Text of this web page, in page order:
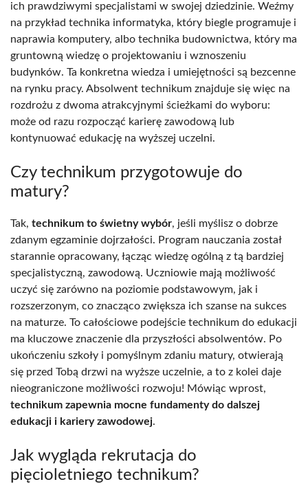
ich prawdziwymi specjalistami w swojej dziedzinie. Weźmy
na przykład technika informatyka, który biegle programuje i
naprawia komputery, albo technika budownictwa, który ma
gruntowną wiedzę o projektowaniu i wznoszeniu
budynków. Ta konkretna wiedza i umiejętności są bezcenne
na rynku pracy. Absolwent technikum znajduje się więc na
rozdrożu z dwoma atrakcyjnymi ścieżkami do wyboru:
może od razu rozpocząć karierę zawodową lub
kontynuować edukację na wyższej uczelni.
Czy technikum przygotowuje do
matury?
Tak, technikum to świetny wybór, jeśli myślisz o dobrze
zdanym egzaminie dojrzałości. Program nauczania został
starannie opracowany, łącząc wiedzę ogólną z tą bardziej
specjalistyczną, zawodową. Uczniowie mają możliwość
uczyć się zarówno na poziomie podstawowym, jak i
rozszerzonym, co znacząco zwiększa ich szanse na sukces
na maturze. To całościowe podejście technikum do edukacji
ma kluczowe znaczenie dla przyszłości absolwentów. Po
ukończeniu szkoły i pomyślnym zdaniu matury, otwierają
się przed Tobą drzwi na wyższe uczelnie, a to z kolei daje
nieograniczone możliwości rozwoju! Mówiąc wprost,
technikum zapewnia mocne fundamenty do dalszej
edukacji i kariery zawodowej.
Jak wygląda rekrutacja do
pięcioletniego technikum?